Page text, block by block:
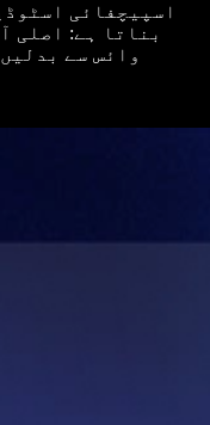
اسپیچفائی
بناتا ہے: اصلی
وائس سے